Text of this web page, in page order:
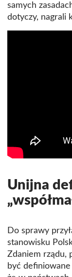
samych
dotyczy, nagrali
Unijna
Do sprawy
stanowisku
Zdaniem rządu,
być